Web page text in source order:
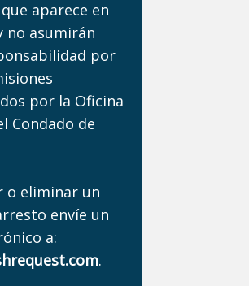
aparece en
no asumirán
por
por la Oficina
Condado de
o eliminar un
envíe un
a:
.